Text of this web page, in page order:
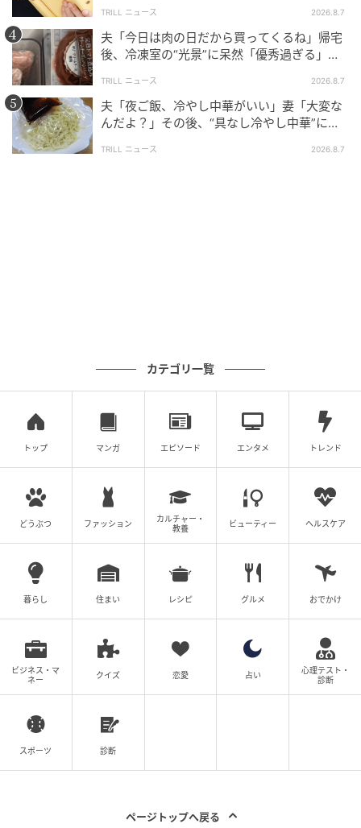
して早々にお帰りいただく対応にシフトしました」と
のことでした。
予想外の“二回戦”に、「コント始まったかと…」「かま
ってちゃん」などのコメントが寄せられ、思わずクス
ッとしてしまった人も多いようです。
たまたま機嫌が悪かったのか、どうしても納得できな
さかの展開”」といった＜クレーマー体験談2選＞を紹
介しました。
接客業では、日々さまざまなお客さんと接する機会が
あります。ほとんどの場合は気持ちよくやり取りがで
きますが、中には思わず耳を疑ってしまうようなクレ
ームを受けることもあるようでした。
相手の立場や状況を想像しながら言葉を選ぶことは、
す。お互いに思いやりを持って接することで、気持ち
のよいやり取りが増えていくのかもしれませんね。
取材協力：たまごえっぐ（@tama_cook_egg）さん、
のく（@nocktanock）さん
※記事内の情報は記事公開時点の情報です
※本記事は投稿者に許諾を得た上で記事の制作・公開
を行っています
【エピソード募集】日常のちょっとした体験、TRILL
TRILL ニュース 2026.8.7
夫「今日は肉の日だから買ってくるね」帰宅
後、冷凍室の“光景”に呆然「優秀過ぎる」
TRILL ニュース 2026.8.7
夫「夜ご飯、冷やし中華がいい」妻「大変な
んだよ？」その後、“具なし冷やし中華”にな
TRILL ニュース 2026.8.7
カテゴリ一覧
トップ マンガ エピソード エンタメ トレンド
どうぶつ ファッション
カルチャー・
教養
ビューティー ヘルスケア
暮らし 住まい レシピ グルメ おでかけ
ビジネス・マ
ネー
クイズ 恋愛 占い
心理テスト・
診断
スポーツ 診断
ページトップへ戻る